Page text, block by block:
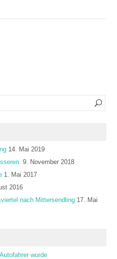
14. Mai 2019
9. November 2018
1. Mai 2017
2016
nach Mittersendling 17. Mai
wurde